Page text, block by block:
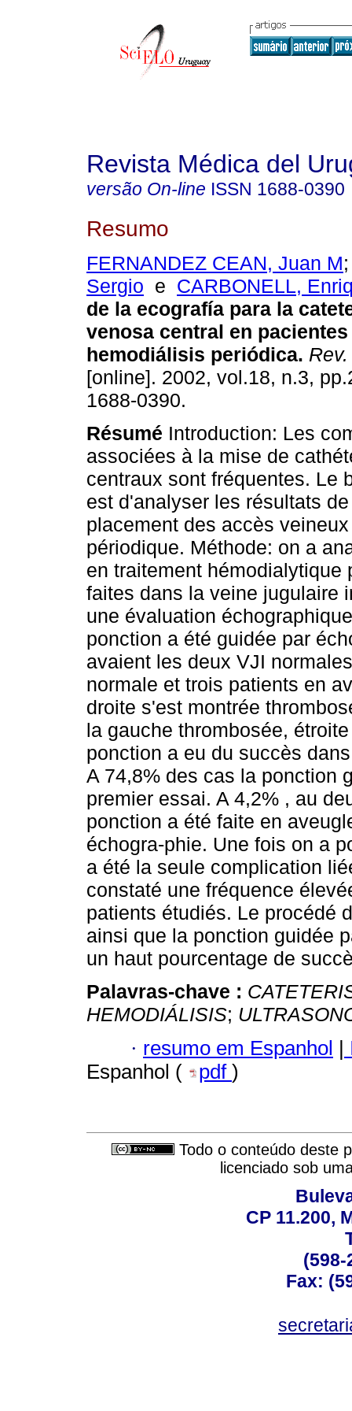
Revista Médica del
versão On-line ISSN 1688-0390
Resumo
FERNANDEZ CEAN, Juan M
Sergio e CARBONELL,
de la ecografía para la
venosa central en pacientes
hemodiálisis periódica.
[online]. 2002, vol.18, n.3,
1688-0390.
Résumé Introduction: Les
associées à la mise de
centraux sont fréquentes. Le
est d'analyser les résultats
placement des accès
périodique. Méthode: on a
en traitement
faites dans la veine jugulaire
une évaluation
ponction a été guidée par
avaient les deux VJI
normale et trois patients en
droite s'est montrée
la gauche thrombosée,
ponction a eu du succès
A 74,8% des cas la ponction
premier essai. A 4,2% , au
ponction a été faite en
échogra-phie. Une fois on a
a été la seule complication
constaté une fréquence
patients étudiés. Le procédé
ainsi que la ponction guidée
un haut pourcentage de
Palavras-chave :
HEMODIÁLISIS;
· resumo em Espanhol |
Espanhol (
pdf )
Todo o conteúdo deste
licenciado sob
CP 11.200,
(598-
Fax: